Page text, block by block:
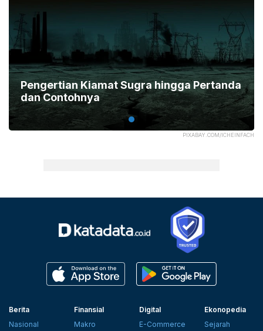
PIXABAY.COM/ICHEINFACH
Pengertian Kiamat Sugra hingga Pertanda
dan Contohnya
Berita
Nasional
Finansial
Makro
Digital
E-Commerce
Ekonopedia
Sejarah